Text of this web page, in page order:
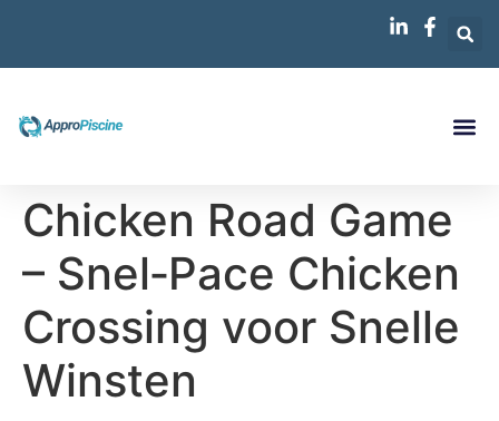
Chicken Road Game
– Snel‑Pace Chicken
Crossing voor Snelle
Winsten